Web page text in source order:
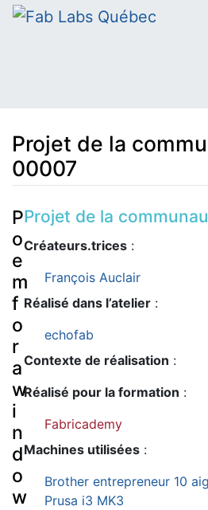
Projet de la
00007
Aller à : navigation
Projet de la
Créateurs.trices :
François Auclair
Réalisé dans l’atelier :
echofab
Contexte de réalisation :
Réalisé pour la formation :
Fabricademy
Machines utilisées :
Brother entrepreneur 10
Prusa i3 MK3
P
o
e
m
f
o
r
a
w
i
n
d
o
w